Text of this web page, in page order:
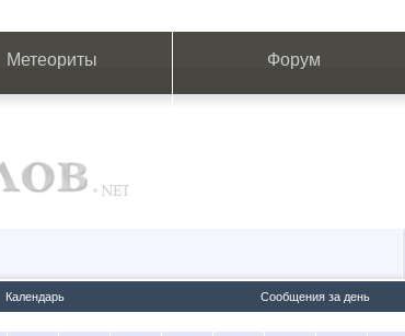
Метеориты Форум
Календарь Сообщения за день